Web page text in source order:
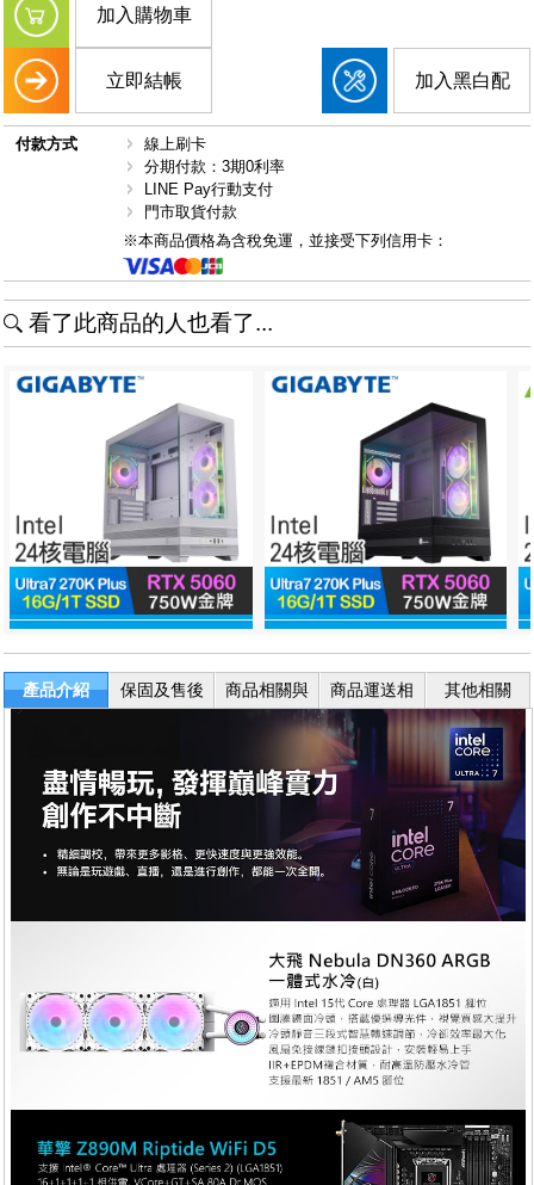
加入購物車
立即結帳 加入黑白配
付款方式
線上刷卡
分期付款：3期0利率
LINE Pay行動支付
門市取貨付款
※本商品價格為含稅免運，並接受下列信用卡：
看了此商品的人也看了...
產品介紹
保固及售後
商品相關與
退換貨
商品運送相
關
其他相關